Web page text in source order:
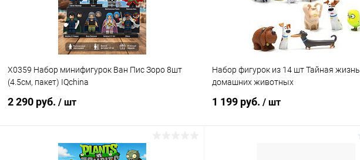
X0359 Набор минифигурок Ван Пис Зоро 8шт
(4.5см, пакет) IQchina
2 290 руб. / шт
В корзину
Набор фигурок из 14 шт Тайная жизнь
домашних животных
1 199 руб. / шт